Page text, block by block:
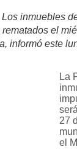
inmuebles
el
informó este
La
27
el